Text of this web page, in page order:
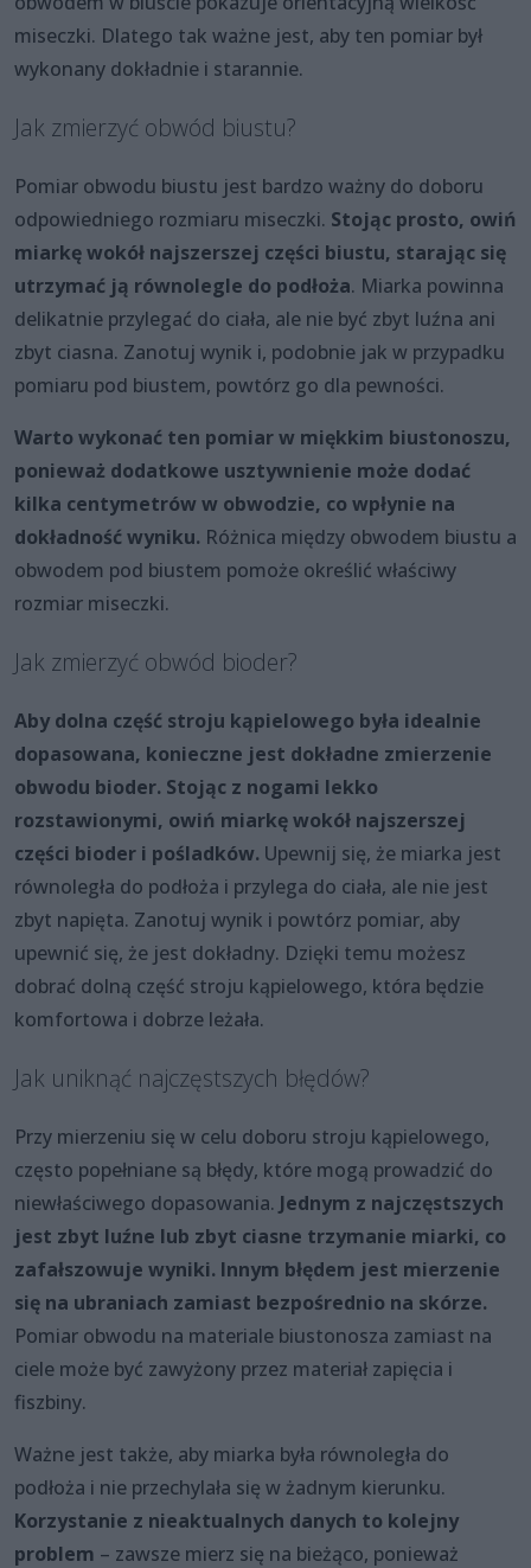
miseczki. Dlatego tak ważne jest, aby ten pomiar był
wykonany dokładnie i starannie.
Jak zmierzyć obwód biustu?
Pomiar obwodu biustu jest bardzo ważny do doboru
odpowiedniego rozmiaru miseczki. Stojąc prosto, owiń
miarkę wokół najszerszej części biustu, starając się
utrzymać ją równolegle do podłoża. Miarka powinna
delikatnie przylegać do ciała, ale nie być zbyt luźna ani
zbyt ciasna. Zanotuj wynik i, podobnie jak w przypadku
pomiaru pod biustem, powtórz go dla pewności.
Warto wykonać ten pomiar w miękkim biustonoszu,
ponieważ dodatkowe usztywnienie może dodać
kilka centymetrów w obwodzie, co wpłynie na
dokładność wyniku. Różnica między obwodem biustu a
obwodem pod biustem pomoże określić właściwy
rozmiar miseczki.
Jak zmierzyć obwód bioder?
Aby dolna część stroju kąpielowego była idealnie
dopasowana, konieczne jest dokładne zmierzenie
obwodu bioder. Stojąc z nogami lekko
rozstawionymi, owiń miarkę wokół najszerszej
części bioder i pośladków. Upewnij się, że miarka jest
równoległa do podłoża i przylega do ciała, ale nie jest
zbyt napięta. Zanotuj wynik i powtórz pomiar, aby
upewnić się, że jest dokładny. Dzięki temu możesz
dobrać dolną część stroju kąpielowego, która będzie
komfortowa i dobrze leżała.
Jak uniknąć najczęstszych błędów?
Przy mierzeniu się w celu doboru stroju kąpielowego,
często popełniane są błędy, które mogą prowadzić do
niewłaściwego dopasowania. Jednym z najczęstszych
jest zbyt luźne lub zbyt ciasne trzymanie miarki, co
zafałszowuje wyniki. Innym błędem jest mierzenie
się na ubraniach zamiast bezpośrednio na skórze.
Pomiar obwodu na materiale biustonosza zamiast na
ciele może być zawyżony przez materiał zapięcia i
fiszbiny.
Ważne jest także, aby miarka była równoległa do
podłoża i nie przechylała się w żadnym kierunku.
Korzystanie z nieaktualnych danych to kolejny
problem – zawsze mierz się na bieżąco, ponieważ